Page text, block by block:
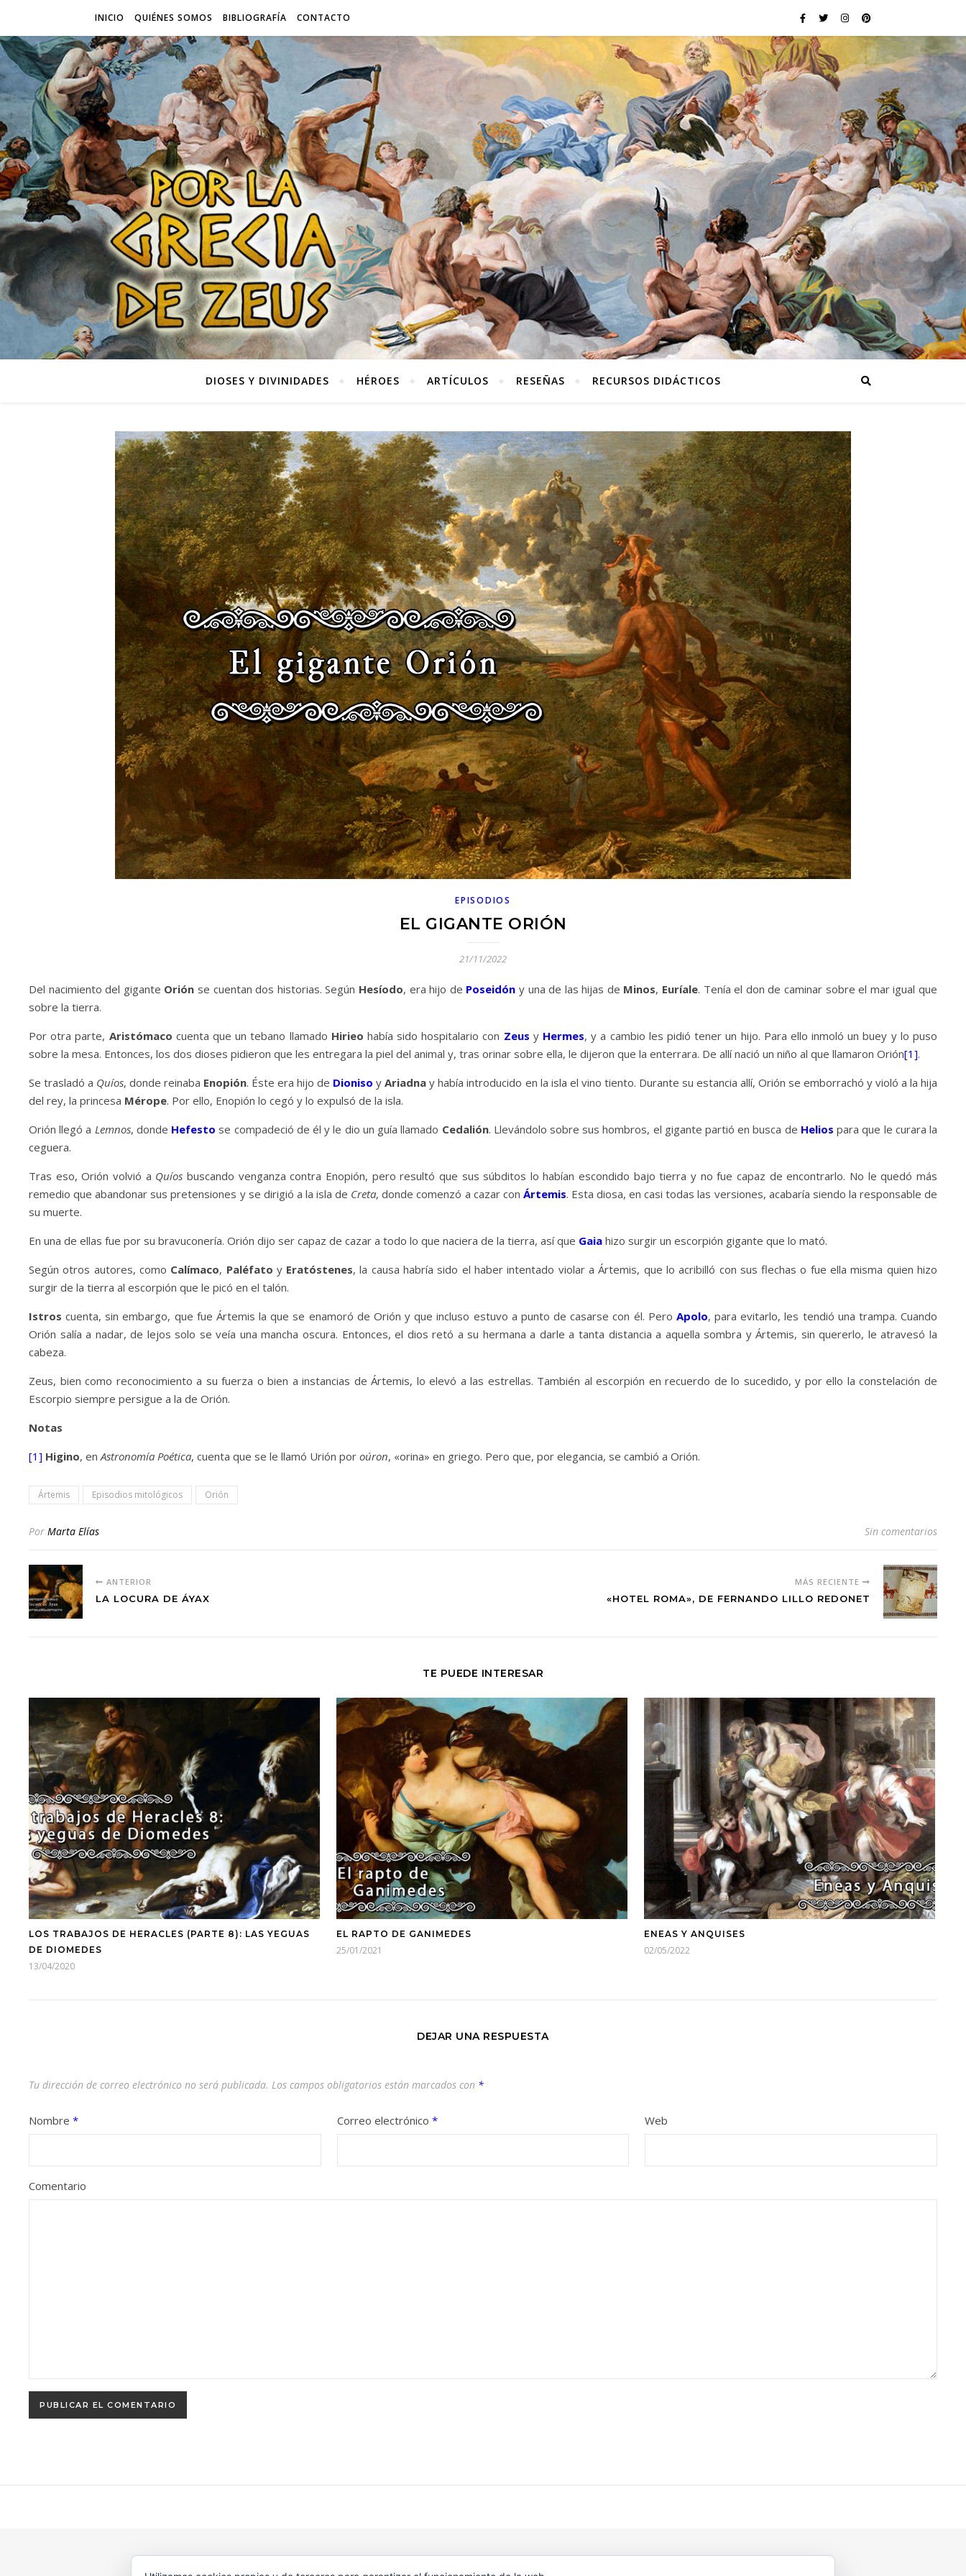
INICIO QUIÉNES SOMOS BIBLIOGRAFÍA CONTACTO
DIOSES Y DIVINIDADES HÉROES ARTÍCULOS RESEÑAS RECURSOS DIDÁCTICOS
EPISODIOS
EL GIGANTE ORIÓN
21/11/2022
Del nacimiento del gigante Orión se cuentan dos historias. Según Hesíodo, era hijo de Poseidón y una de las hijas de Minos, Euríale. Tenía el don de caminar sobre el mar igual que
sobre la tierra.
Por otra parte, Aristómaco cuenta que un tebano llamado Hirieo había sido hospitalario con Zeus y Hermes, y a cambio les pidió tener un hijo. Para ello inmoló un buey y lo puso
sobre la mesa. Entonces, los dos dioses pidieron que les entregara la piel del animal y, tras orinar sobre ella, le dijeron que la enterrara. De allí nació un niño al que llamaron Orión[1].
Se trasladó a Quíos, donde reinaba Enopión. Éste era hijo de Dioniso yAriadna y había introducido en la isla el vino tiento. Durante su estancia allí, Orión se emborrachó y violó a la hija
del rey, la princesa Mérope. Por ello, Enopión lo cegó y lo expulsó de la isla.
Orión llegó a Lemnos, donde Hefesto se compadeció de él y le dio un guía llamado Cedalión. Llevándolo sobre sus hombros, el gigante partió en busca de Helios para que le curara la
ceguera.
Tras eso, Orión volvió a Quíos buscando venganza contra Enopión, pero resultó que sus súbditos lo habían escondido bajo tierra y no fue capaz de encontrarlo. No le quedó más
remedio que abandonar sus pretensiones y se dirigió a la isla de Creta, donde comenzó a cazar con Ártemis. Esta diosa, en casi todas las versiones, acabaría siendo la responsable de
su muerte.
En una de ellas fue por su bravuconería. Orión dijo ser capaz de cazar a todo lo que naciera de la tierra, así que Gaia hizo surgir un escorpión gigante que lo mató.
Según otros autores, como Calímaco, Paléfato y Eratóstenes, la causa habría sido el haber intentado violar a Ártemis, que lo acribilló con sus flechas o fue ella misma quien hizo
surgir de la tierra al escorpión que le picó en el talón.
Istros cuenta, sin embargo, que fue Ártemis la que se enamoró de Orión y que incluso estuvo a punto de casarse con él. Pero Apolo, para evitarlo, les tendió una trampa. Cuando
Orión salía a nadar, de lejos solo se veía una mancha oscura. Entonces, el dios retó a su hermana a darle a tanta distancia a aquella sombra y Ártemis, sin quererlo, le atravesó la
cabeza.
Zeus, bien como reconocimiento a su fuerza o bien a instancias de Ártemis, lo elevó a las estrellas. También al escorpión en recuerdo de lo sucedido, y por ello la constelación de
Escorpio siempre persigue a la de Orión.
Notas
[1] Higino, enAstronomía Poética, cuenta que se le llamó Urión por oúron, «orina» en griego. Pero que, por elegancia, se cambió a Orión.
Ártemis Episodios mitológicos Orión
Por Marta Elías Sin comentarios
ANTERIOR
LA LOCURA DE ÁYAX
MÁS RECIENTE
«HOTEL ROMA», DE FERNANDO LILLO REDONET
TE PUEDE INTERESAR
LOS TRABAJOS DE HERACLES (PARTE 8): LAS YEGUAS
DE DIOMEDES
13/04/2020
EL RAPTO DE GANIMEDES
25/01/2021
ENEAS Y ANQUISES
02/05/2022
DEJAR UNA RESPUESTA
Tu dirección de correo electrónico no será publicada. Los campos obligatorios están marcados con *
Nombre * Correo electrónico * Web
Comentario